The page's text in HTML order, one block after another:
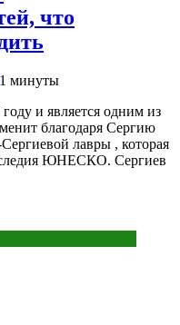
что
1 минуты
и является одним из
благодаря Сергию
лавры , которая
ЮНЕСКО. Сергиев